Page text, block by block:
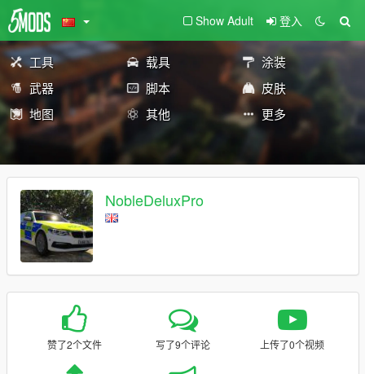
Show Adult 登入
工具 载具
涂装
武器
脚本
皮肤
地图
其他 更多
NobleDeluxPro
赞了2个文件 写了9个评论 上传了0个视频